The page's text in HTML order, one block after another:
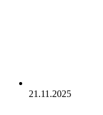
21.11.2025